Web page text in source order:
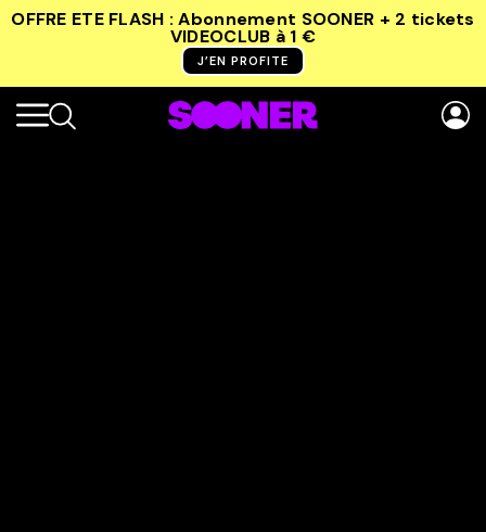
OFFRE ETE FLASH : Abonnement SOONER + 2 tickets
VIDEOCLUB à 1 €
J’EN PROFITE